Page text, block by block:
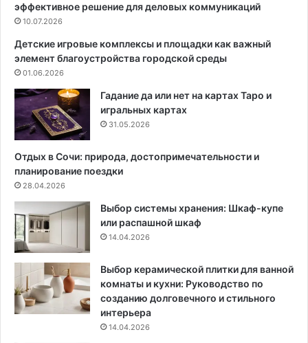
м
е
ы
а
р
и
а
л
д
р
у
и
е
в
эффективное решение для деловых коммуникаций
10.07.2026
Детские игровые комплексы и площадки как важный
элемент благоустройства городской среды
01.06.2026
Гадание да или нет на картах Таро и
игральных картах
31.05.2026
Отдых в Сочи: природа, достопримечательности и
планирование поездки
28.04.2026
Выбор системы хранения: Шкаф-купе
или распашной шкаф
14.04.2026
Выбор керамической плитки для ванной
комнаты и кухни: Руководство по
созданию долговечного и стильного
интерьера
14.04.2026